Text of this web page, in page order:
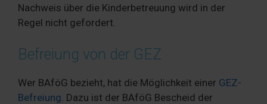
Nachweis über die Kinderbetreuung wird in der
Regel nicht gefordert.
Befreiung von der GEZ
Wer BAföG bezieht, hat die Möglichkeit einer GEZ-
Befreiung . Dazu ist der BAföG Bescheid der